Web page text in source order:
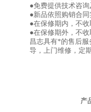
●免费提供技术咨
●新品依照购销合
●在保修期内，不
●在保修期外，不
昌志具有*的售后
导，上门维修，定
产